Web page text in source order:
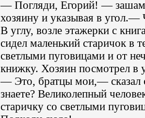
— Погляди, Егорий! —
хозяину и указывая в угол.—
В углу, возле этажерки с
сидел маленький старичок в
светлыми пуговицами и от
книжку. Хозяин посмотрел в
— Это, братцы мои,— сказал
знаете? Великолепный
старичку со светлыми